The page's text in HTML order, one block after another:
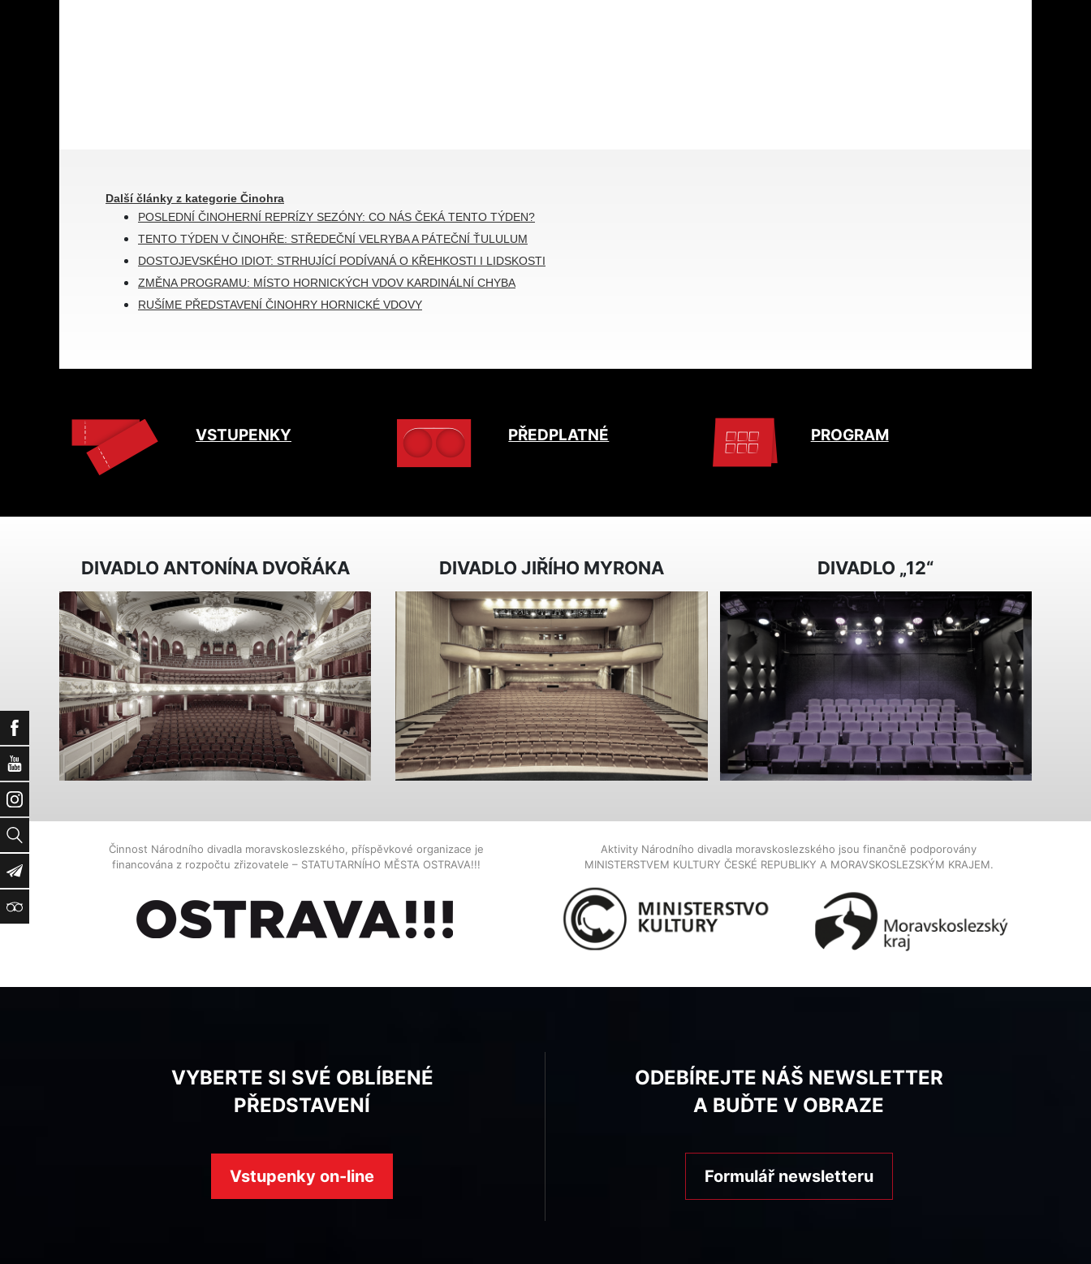
Facebook
YouTube
Instagram
Vyhledat
Newsletter
TripAdvisor
Další články z kategorie Činohra
POSLEDNÍ ČINOHERNÍ REPRÍZY SEZÓNY: CO NÁS ČEKÁ TENTO TÝDEN?
TENTO TÝDEN V ČINOHŘE: STŘEDEČNÍ VELRYBA A PÁTEČNÍ ŤULULUM
DOSTOJEVSKÉHO IDIOT: STRHUJÍCÍ PODÍVANÁ O KŘEHKOSTI I LIDSKOSTI
ZMĚNA PROGRAMU: MÍSTO HORNICKÝCH VDOV KARDINÁLNÍ CHYBA
RUŠÍME PŘEDSTAVENÍ ČINOHRY HORNICKÉ VDOVY
VSTUPENKY PŘEDPLATNÉ PROGRAM
DIVADLO ANTONÍNA DVOŘÁKA DIVADLO JIŘÍHO MYRONA DIVADLO „12“
Činnost Národního divadla moravskoslezského, příspěvkové organizace je
financována z rozpočtu zřizovatele – STATUTARNÍHO MĚSTA OSTRAVA!!!
Aktivity Národního divadla moravskoslezského jsou finančně podporovány
MINISTERSTVEM KULTURY ČESKÉ REPUBLIKY A MORAVSKOSLEZSKÝM KRAJEM.
VYBERTE SI SVÉ OBLÍBENÉ
PŘEDSTAVENÍ
Vstupenky on-line
ODEBÍREJTE NÁŠ NEWSLETTER
A BUĎTE V OBRAZE
Formulář newsletteru